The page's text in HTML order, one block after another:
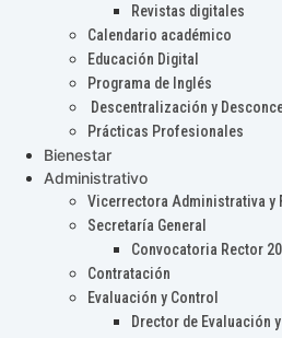
Revistas digitales
Calendario académico
Educación Digital
Programa de Inglés
Descentralización y
Prácticas Profesionales
Bienestar
Administrativo
Vicerrectora Administrativa y
Secretaría General
Convocatoria Rector
Contratación
Evaluación y Control
Drector de Evaluación